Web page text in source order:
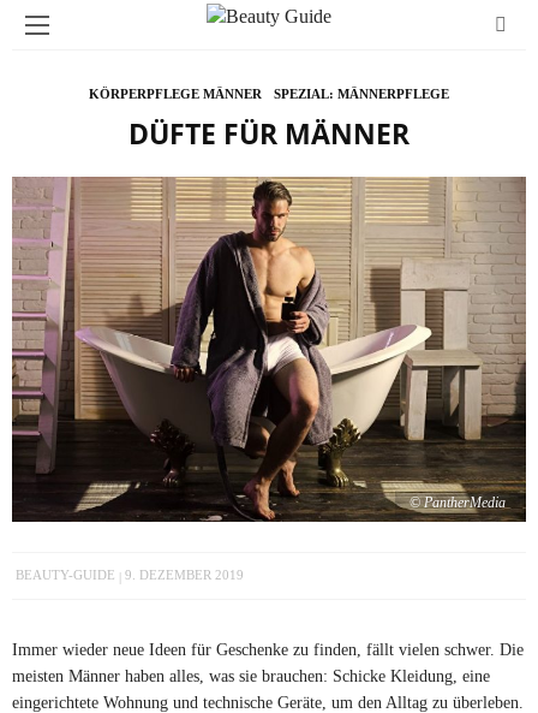
KÖRPERPFLEGE MÄNNER SPEZIAL: MÄNNERPFLEGE
DÜFTE FÜR MÄNNER
© PantherMedia
BEAUTY-GUIDE 9. DEZEMBER 2019
Immer wieder neue Ideen für Geschenke zu finden, fällt vielen schwer. Die
meisten Männer haben alles, was sie brauchen: Schicke Kleidung, eine
eingerichtete Wohnung und technische Geräte, um den Alltag zu überleben.